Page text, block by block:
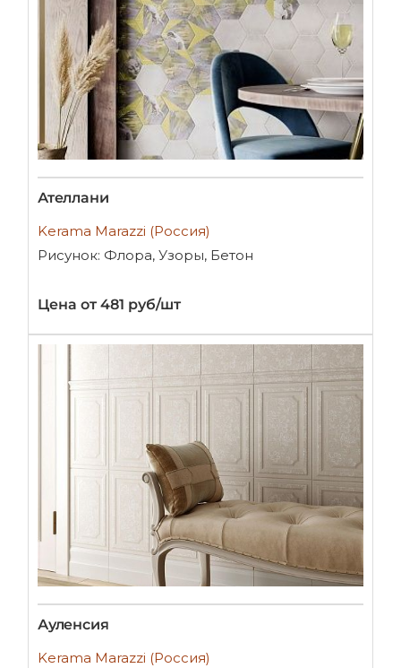
Ателлани
Kerama Marazzi (Россия)
Рисунок: Флора, Узоры, Бетон
Цена от 481 руб/шт
Ауленсия
Kerama Marazzi (Россия)